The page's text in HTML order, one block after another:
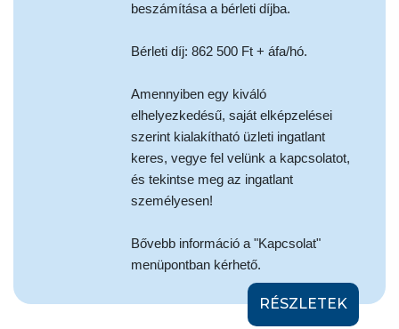
beszámítása a bérleti díjba.
Bérleti díj: 862 500 Ft + áfa/hó.
Amennyiben egy kiváló
elhelyezkedésű, saját elképzelései
szerint kialakítható üzleti ingatlant
keres, vegye fel velünk a kapcsolatot,
és tekintse meg az ingatlant
személyesen!
Bővebb információ a "Kapcsolat"
menüpontban kérhető.
RÉSZLETEK